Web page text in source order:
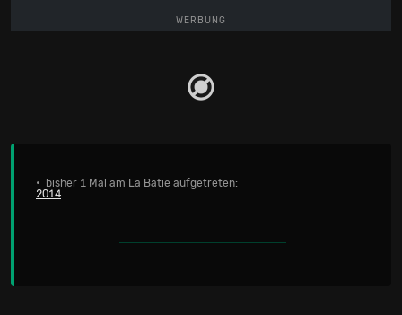
WERBUNG
• bisher 1 Mal am La Batie aufgetreten:
2014